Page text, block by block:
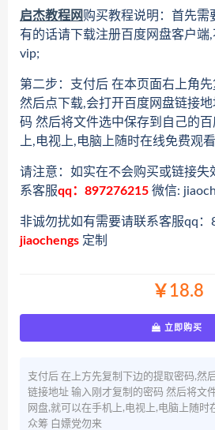
启杰教程网购买教程说明：首先需
有的话请下载注册百度网盘客户端
vip;
第二步：支付后 在本页面右上角
然后点下载,会打开百度网盘链接
码 然后将文件选中保存到自己的
上,电视上,电脑上随时在线免费观看
请注意：如实在不会购买或链接失
系客服qq：897276215 微信:
非诚勿扰如有需要请联系客服qq：
jiaochengs 定制
￥18.8
立即购买
支付后 在上方先复制下边的提取密码,然
链接地址 输入刚才复制的密码 然后将文
网盘,就可以在手机上,电视上,电脑上随时
众筹 白嫖党勿来